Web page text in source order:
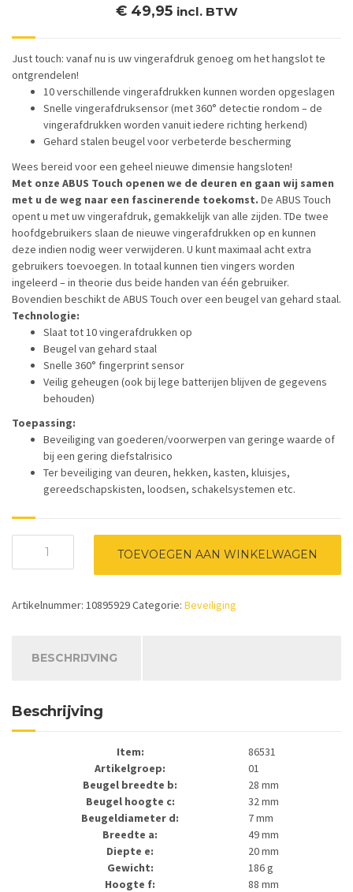
€49,95 incl. BTW
Just touch: vanaf nu is uw vingerafdruk genoeg om het hangslot te
ontgrendelen!
10 verschillende vingerafdrukken kunnen worden opgeslagen
Snelle vingerafdruksensor (met 360° detectie rondom – de
vingerafdrukken worden vanuit iedere richting herkend)
Gehard stalen beugel voor verbeterde bescherming
Wees bereid voor een geheel nieuwe dimensie hangsloten!
Met onze ABUS Touch openen we de deuren en gaan wij samen
met u de weg naar een fascinerende toekomst. De ABUS Touch
opent u met uw vingerafdruk, gemakkelijk van alle zijden. TDe twee
hoofdgebruikers slaan de nieuwe vingerafdrukken op en kunnen
deze indien nodig weer verwijderen. U kunt maximaal acht extra
gebruikers toevoegen. In totaal kunnen tien vingers worden
ingeleerd – in theorie dus beide handen van één gebruiker.
Bovendien beschikt de ABUS Touch over een beugel van gehard staal.
Technologie:
Slaat tot 10 vingerafdrukken op
Beugel van gehard staal
Snelle 360° fingerprint sensor
Veilig geheugen (ook bij lege batterijen blijven de gegevens
behouden)
Toepassing:
Beveiliging van goederen/voorwerpen van geringe waarde of
bij een gering diefstalrisico
Ter beveiliging van deuren, hekken, kasten, kluisjes,
gereedschapskisten, loodsen, schakelsystemen etc.
hangslot
86531)
TOEVOEGEN AAN WINKELWAGEN
Artikelnummer: 10895929Categorie: Beveiliging
BESCHRIJVING
Beschrijving
Item:
86531
Artikelgroep:
01
Beugel breedte b:
28 mm
Beugel hoogte c:
32 mm
Beugeldiameter d:
7 mm
Breedte a:
49 mm
Diepte e:
20 mm
Gewicht:
186 g
Hoogte f:
88 mm